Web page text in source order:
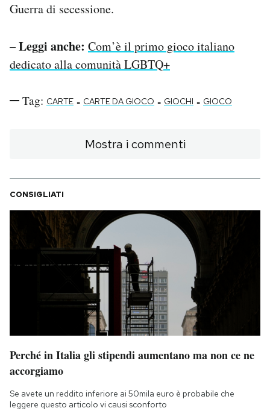
Guerra di secessione.
– Leggi anche: Com’è il primo gioco italiano
dedicato alla comunità LGBTQ+
Tag: CARTE - CARTE DA GIOCO - GIOCHI - GIOCO
Mostra i commenti
CONSIGLIATI
Perché in Italia gli stipendi aumentano ma non ce ne
accorgiamo
Se avete un reddito inferiore ai 50mila euro è probabile che
leggere questo articolo vi causi sconforto